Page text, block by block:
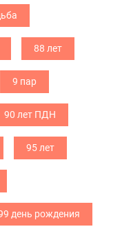
88 лет
9 пар
90 лет ПДН
95 лет
день рождения